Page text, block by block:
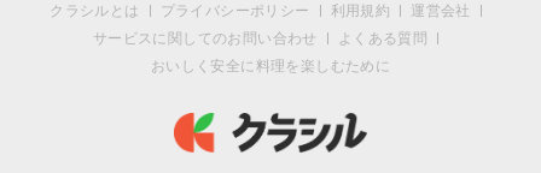
クラシルとは プライバシーポリシー 利用規約
運営会社
サービスに関してのお問い合わせ
よくある質問
おいしく安全に料理を楽しむために